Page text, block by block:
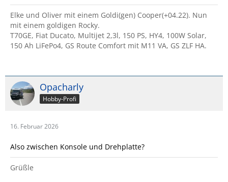
Elke und Oliver mit einem Goldi(gen) Cooper(+04.22). Nun
mit einem goldigen Rocky.
T70GE, Fiat Ducato, Multijet 2,3l, 150 PS, HY4, 100W Solar,
150 Ah LiFePo4, GS Route Comfort mit M11 VA, GS ZLF HA.
Opacharly
Hobby-Profi
16. Februar 2026
Also zwischen Konsole und Drehplatte?
Grüßle